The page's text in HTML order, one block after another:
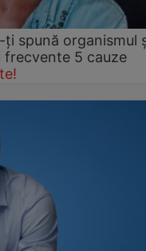
spună organismul
frecvente 5 cauze